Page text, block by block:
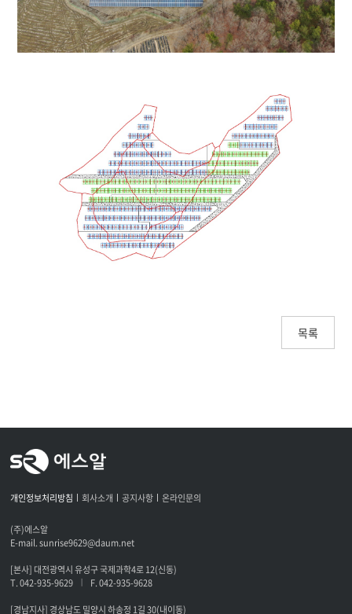
목록
개인정보처리방침 회사소개 공지사항 온라인문의
(주)에스알
E-mail. sunrise9629@daum.net
[본사] 대전광역시 유성구 국제과학4로 12(신동)
T. 042-935-9629
F. 042-935-9628
[경남지사] 경상남도 밀양시 하송정 1길 30(내이동)